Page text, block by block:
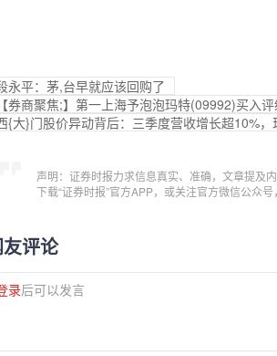
永平：茅,台早就应该回购了
【券商聚焦;】第一上海予泡泡玛特(09992)买入
{大}门股价异动背后：三季度营收增长超10%
声明：证券时报力求信息真实、准确，文章提及
下载“证券时报”官方APP，或关注官方微信公众
评论
录后可以发言